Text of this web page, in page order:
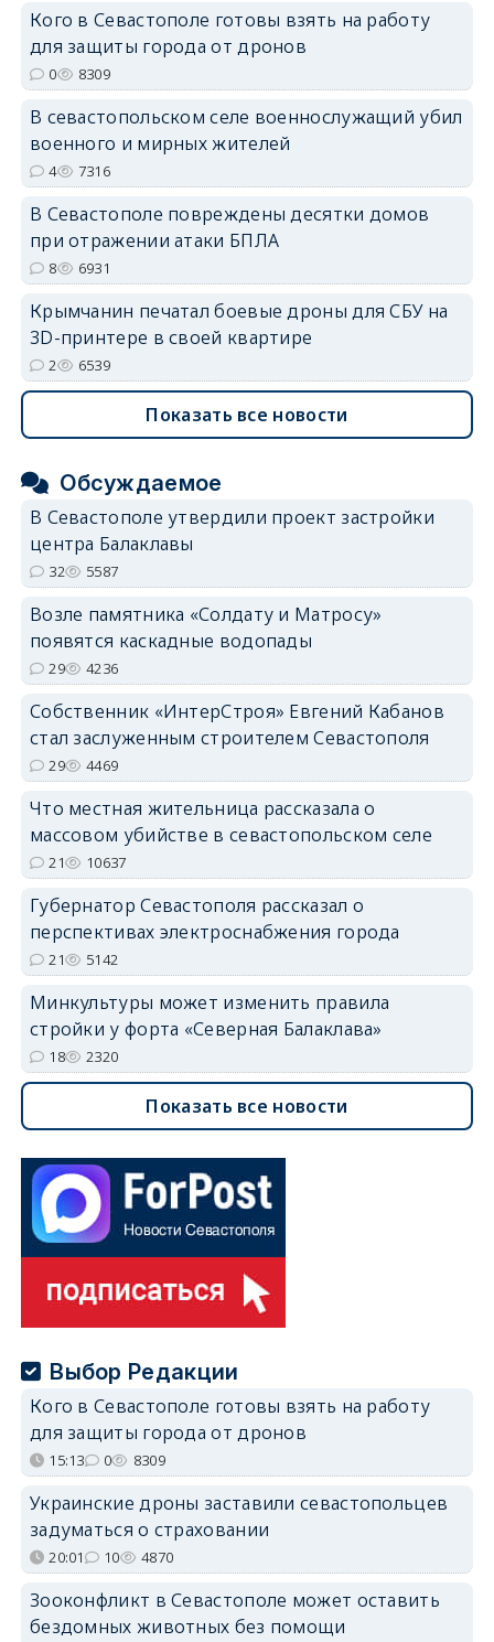
erid: 2SDnjdPjgYS
Кого в Севастополе готовы взять на работу
для защиты города от дронов
0 8309
В севастопольском селе военнослужащий убил
военного и мирных жителей
4 7316
В Севастополе повреждены десятки домов
при отражении атаки БПЛА
8 6931
Крымчанин печатал боевые дроны для СБУ на
3D-принтере в своей квартире
2 6539
Показать все новости
Обсуждаемое
В Севастополе утвердили проект застройки
центра Балаклавы
32 5587
Возле памятника «Солдату и Матросу»
появятся каскадные водопады
29 4236
Собственник «ИнтерСтроя» Евгений Кабанов
стал заслуженным строителем Севастополя
29 4469
Что местная жительница рассказала о
массовом убийстве в севастопольском селе
21 10637
Губернатор Севастополя рассказал о
перспективах электроснабжения города
21 5142
Минкультуры может изменить правила
стройки у форта «Северная Балаклава»
18 2320
Показать все новости
Выбор Редакции
Кого в Севастополе готовы взять на работу
для защиты города от дронов
15:13 0 8309
Украинские дроны заставили севастопольцев
задуматься о страховании
20:01 10 4870
Зооконфликт в Севастополе может оставить
бездомных животных без помощи